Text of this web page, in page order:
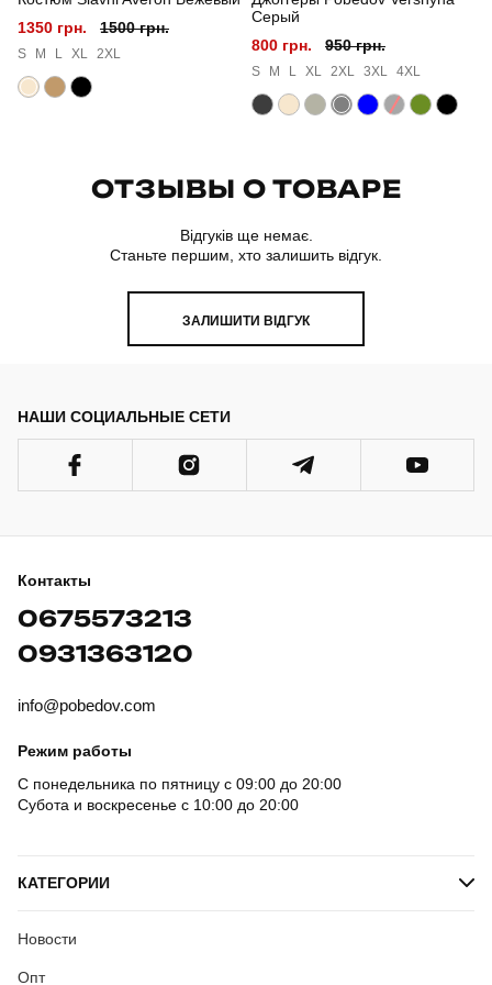
1350 грн.
1500 грн.
S M L XL 2XL
Серый
800 грн.
950 грн.
S M L XL 2XL 3XL 4XL
ОТЗЫВЫ О ТОВАРЕ
Відгуків ще немає.
Станьте першим, хто залишить відгук.
ЗАЛИШИТИ ВІДГУК
НАШИ СОЦИАЛЬНЫЕ СЕТИ
Контакты
0675573213
0931363120
info@pobedov.com
Режим работы
С понедельника по пятницу с 09:00 до 20:00
Субота и воскресенье с 10:00 до 20:00
КАТЕГОРИИ
Новости
Опт